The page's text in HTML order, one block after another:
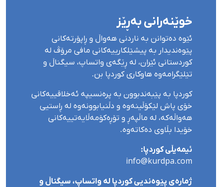
خوێنەرانی بەڕێز
ئێوە دەتوانن بە ناردنی هەواڵ و ڕاپۆرتەکانی
پێوەندیدار بە پیشێلکارییەکانی مافی مرۆڤ لە
کوردستانی ئێران، لە ڕێگەی واتساپ، سیگناڵ و
تێلێگرامەوە هاوکاری کوردپا بن.
کوردپا بە پێبەندبوون بە پرەنسیپە ئەخلاقییەکانی
خۆی پاش لێکۆڵینەوە و دڵنیابوونەوە لە ڕاستیی
هەواڵەکە، لە ماڵپەڕ و تۆڕەکۆمەڵایەتییەکانی
خۆیدا بڵاوی دەکاتەوە.
ئیمەیڵی کوردپا:
info@kurdpa.com
ژمارەی پێوەندیی کوردپا لە واتساپ، سیگناڵ و